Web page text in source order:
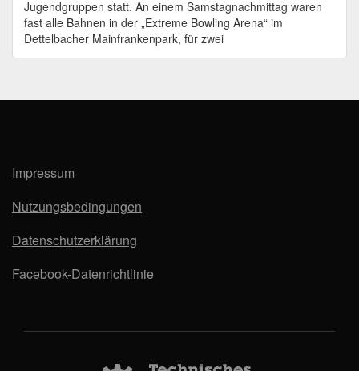
Jugendgruppen statt. An einem Samstagnachmittag waren
fast alle Bahnen in der „Extreme Bowling Arena“ im
Dettelbacher Mainfrankenpark, für zwei
Impressum
Nutzungsbedingungen
Datenschutzerklärung
Facebook-Datenrichtlinie